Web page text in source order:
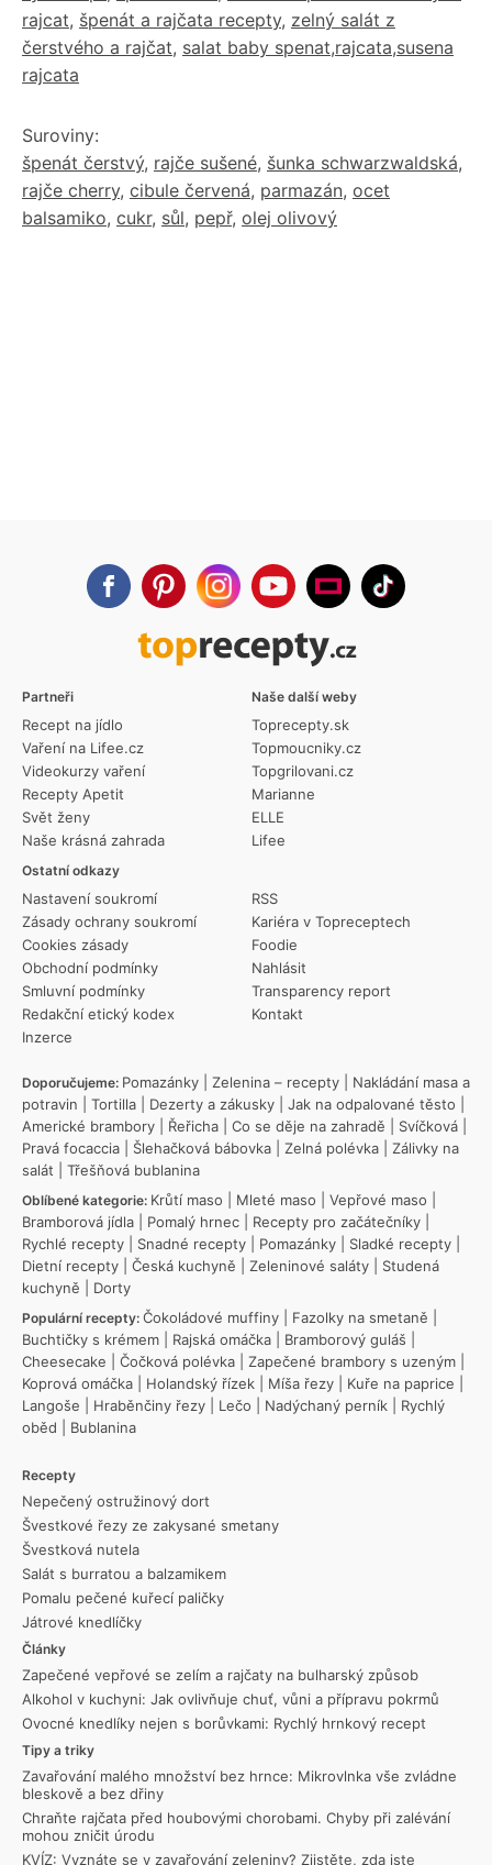
rajcat, špenát a rajčata recepty, zelný salát z
čerstvého a rajčat, salat baby spenat,rajcata,susena
rajcata
Suroviny:
špenát čerstvý, rajče sušené, šunka schwarzwaldská,
rajče cherry, cibule červená, parmazán, ocet
balsamiko, cukr, sůl, pepř, olej olivový
Partneři
Recept na jídlo
Vaření na Lifee.cz
Videokurzy vaření
Recepty Apetit
Svět ženy
Naše krásná zahrada
Ostatní odkazy
Nastavení soukromí
Zásady ochrany soukromí
Cookies zásady
Obchodní podmínky
Smluvní podmínky
Redakční etický kodex
Inzerce
RSS
Kariéra v Topreceptech
Foodie
Nahlásit
Transparency report
Kontakt
Naše další weby
Toprecepty.sk
Topmoucniky.cz
Topgrilovani.cz
Marianne
ELLE
Lifee
Doporučujeme: Pomazánky Zelenina – recepty
Nakládání masa a
potravin
Tortilla Dezerty a zákusky Jak na odpalované těsto
Americké brambory
Řeřicha Co se děje na zahradě Svíčková
Pravá focaccia
Šlehačková bábovka Zelná polévka
Zálivky na
salát
Třešňová bublanina
Oblíbené kategorie: Krůtí maso Mleté maso Vepřové maso
Bramborová jídla
Pomalý hrnec Recepty pro začátečníky
Rychlé recepty
Snadné recepty Pomazánky Sladké recepty
Dietní recepty
Česká kuchyně Zeleninové saláty
Studená
kuchyně
Dorty
Populární recepty: Čokoládové muffiny Fazolky na smetaně
Buchtičky s krémem
Rajská omáčka Bramborový guláš
Cheesecake
Čočková polévka Zapečené brambory s uzeným
Koprová omáčka
Holandský řízek Míša řezy Kuře na paprice
Langoše
Hraběnčiny řezy Lečo Nadýchaný perník
Rychlý
oběd
Bublanina
Recepty
Nepečený ostružinový dort
Švestkové řezy ze zakysané smetany
Švestková nutela
Salát s burratou a balzamikem
Pomalu pečené kuřecí paličky
Játrové knedlíčky
Články
Zapečené vepřové se zelím a rajčaty na bulharský způsob
Alkohol v kuchyni: Jak ovlivňuje chuť, vůni a přípravu pokrmů
Ovocné knedlíky nejen s borůvkami: Rychlý hrnkový recept
Tipy a triky
Zavařování malého množství bez hrnce: Mikrovlnka vše zvládne
bleskově a bez dřiny
Chraňte rajčata před houbovými chorobami. Chyby při zalévání
mohou zničit úrodu
KVÍZ: Vyznáte se v zavařování zeleniny? Zjistěte, zda jste